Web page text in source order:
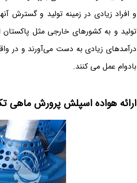
و افراد زیادی در زمینه تولید و گسترش
تولید و به کشورهای خارجی مثل
درآمدهای زیادی به دست می‌آورند و در
بادوام عمل می کنند.
ارائه هواده اسپلش پرورش ماهی